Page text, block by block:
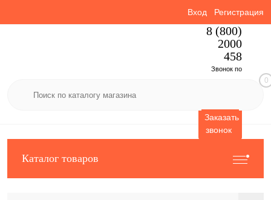
Вход Регистрация
8 (800)
2000
458
Звонок по
Заказать
звонок
0
Каталог товаров